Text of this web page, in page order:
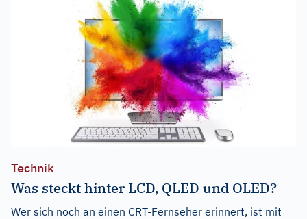
Technik
Was steckt hinter LCD, QLED und OLED?
Wer sich noch an einen CRT-Fernseher erinnert, ist mit